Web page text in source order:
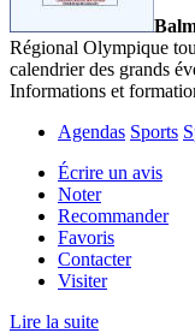
Régional Olympique
calendrier des grands
Informations et
Agendas Sports
Écrire un avis
Noter
Recommander
Favoris
Contacter
Visiter
Lire la suite